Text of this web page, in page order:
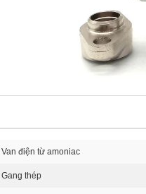
Van điện từ amoniac
Gang thép